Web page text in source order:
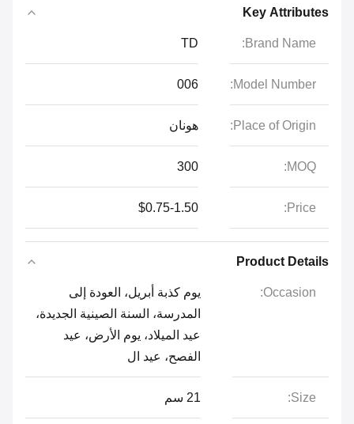
Key Attributes
Brand Name:
Model Number:
Place of Origin: هونان
MOQ:
Price:
$0.75-1.50
Product Details
Occasion:
يوم كذبة أبريل، العودة إلى
المدرسة، السنة الصينية الجديدة،
عيد الميلاد، يوم الأرض، عيد
الفصح، عيد ال